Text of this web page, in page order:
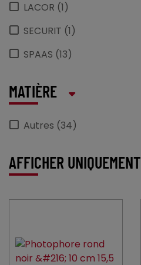
LACOR (1)
SECURIT (1)
SPAAS (13)
MATIÈRE
Autres (34)
AFFICHER UNIQUEMENT